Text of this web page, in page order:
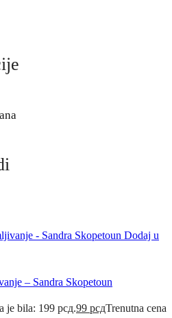
Dodaj u
– Sandra Skopetoun
je bila: 199 рсд.99 рсдTrenutna cena